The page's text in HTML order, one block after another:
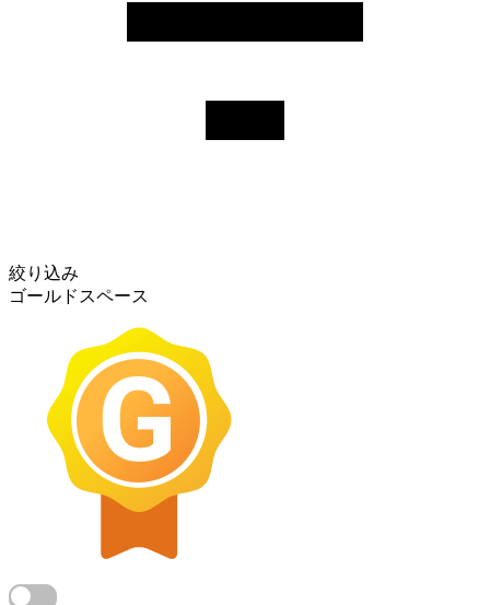
絞り込み
ゴールドスペース